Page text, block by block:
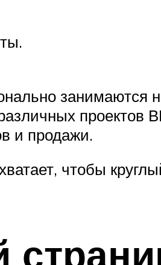
занимаются
проектов
и продажи.
чтобы